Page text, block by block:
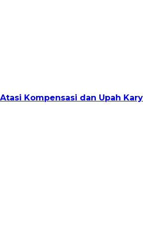
Kompensasi dan Upah